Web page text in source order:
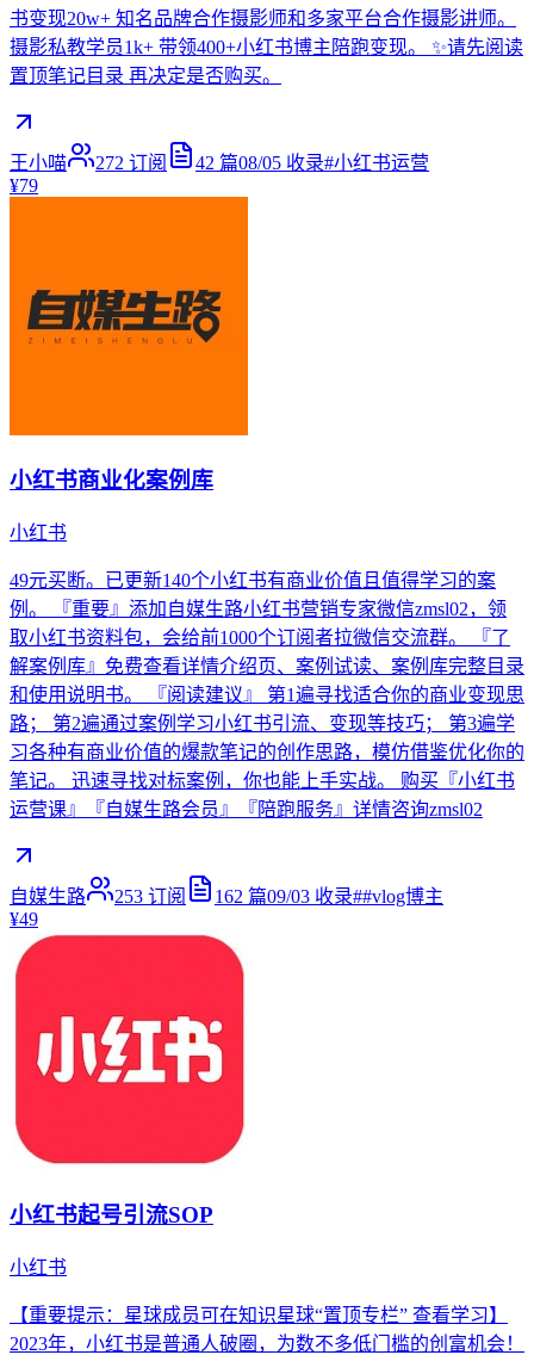
书变现20w+ 知名品牌合作摄影师和多家平台合作摄影讲师。
摄影私教学员1k+ 带领400+小红书博主陪跑变现。 ✨请先阅读
置顶笔记目录 再决定是否购买。
王小喵 272 订阅 42 篇08/05 收录#小红书运营
¥79
小红书商业化案例库
小红书
49元买断。已更新140个小红书有商业价值且值得学习的案
例。 『重要』添加自媒生路小红书营销专家微信zmsl02，领
取小红书资料包，会给前1000个订阅者拉微信交流群。 『了
解案例库』免费查看详情介绍页、案例试读、案例库完整目录
和使用说明书。 『阅读建议』 第1遍寻找适合你的商业变现思
路； 第2遍通过案例学习小红书引流、变现等技巧； 第3遍学
习各种有商业价值的爆款笔记的创作思路，模仿借鉴优化你的
笔记。 迅速寻找对标案例，你也能上手实战。 购买『小红书
运营课』『自媒生路会员』『陪跑服务』详情咨询zmsl02
自媒生路 253 订阅 162 篇09/03 收录##vlog博主
¥49
小红书起号引流SOP
小红书
【重要提示：星球成员可在知识星球“置顶专栏” 查看学习】
2023年，小红书是普通人破圈，为数不多低门槛的创富机会！